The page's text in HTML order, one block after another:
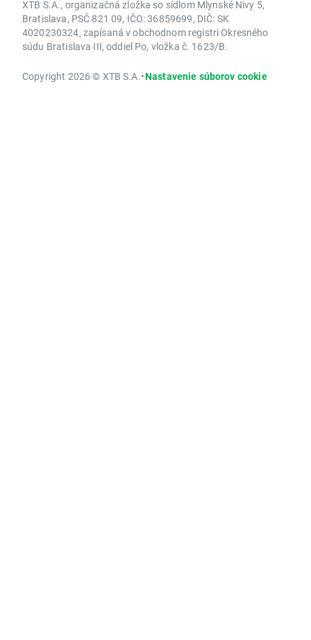
XTB S.A., organizačná zložka so sídlom Mlynské Nivy 5,
Bratislava, PSČ 821 09, IČO: 36859699, DIČ: SK
4020230324, zapísaná v obchodnom registri Okresného
súdu Bratislava III, oddiel Po, vložka č. 1623/B.
Copyright 2026 © XTB S.A.•Nastavenie súborov cookie